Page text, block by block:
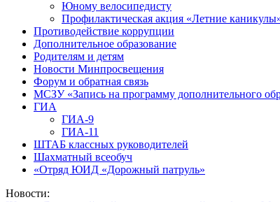
Юному велосипедисту
Профилактическая акция «Летние
Противодействие коррупции
Дополнительное образование
Родителям и детям
Новости Минпросвещения
Форум и обратная связь
МСЗУ «Запись на программу дополнительного
ГИА
ГИА-9
ГИА-11
ШТАБ классных руководителей
Шахматный всеобуч
«Отряд ЮИД «Дорожный патруль»
Новости: